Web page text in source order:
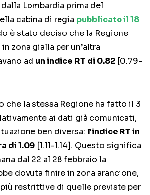
Lombardia prima del
cabina di regia pubblicato il 18
è stato deciso che la Regione
zona gialla per un’altra
ad un indice RT di 0.82 [0.79-
che la stessa Regione ha fatto il 3
ai dati già comunicati,
ben diversa: l’indice RT in
di 1.09 [1.11-1.14]. Questo significa
dal 22 al 28 febbraio la
dovuta finire in zona arancione,
restrittive di quelle previste per